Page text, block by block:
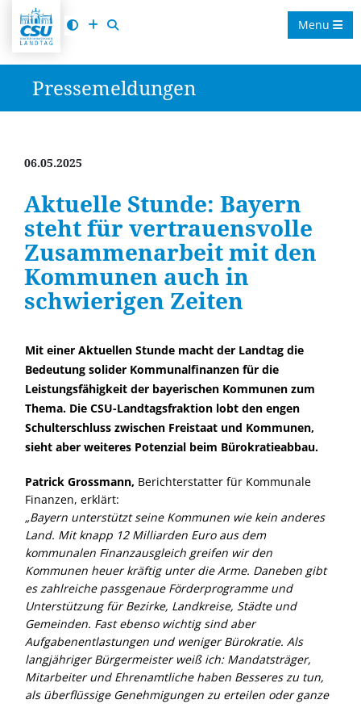
Menu
Pressemeldungen
06.05.2025
Aktuelle Stunde: Bayern
steht für vertrauensvolle
Zusammenarbeit mit den
Kommunen auch in
schwierigen Zeiten
Mit einer Aktuellen Stunde macht der Landtag die
Bedeutung solider Kommunalfinanzen für die
Leistungsfähigkeit der bayerischen Kommunen zum
Thema. Die CSU-Landtagsfraktion lobt den engen
Schulterschluss zwischen Freistaat und Kommunen,
sieht aber weiteres Potenzial beim Bürokratieabbau.
Patrick Grossmann, Berichterstatter für Kommunale
Finanzen, erklärt:
Bayern unterstützt seine Kommunen wie kein anderes
Land. Mit knapp 12 Milliarden Euro aus dem
kommunalen Finanzausgleich greifen wir den
Kommunen heuer kräftig unter die Arme. Daneben gibt
es zahlreiche passgenaue Förderprogramme und
Unterstützung für Bezirke, Landkreise, Städte und
Gemeinden. Fast ebenso wichtig sind aber
Aufgabenentlastungen und weniger Bürokratie. Als
langjähriger Bürgermeister weiß ich: Mandatsträger,
Mitarbeiter und Ehrenamtliche haben Besseres zu tun,
als überflüssige Genehmigungen zu erteilen oder ganze